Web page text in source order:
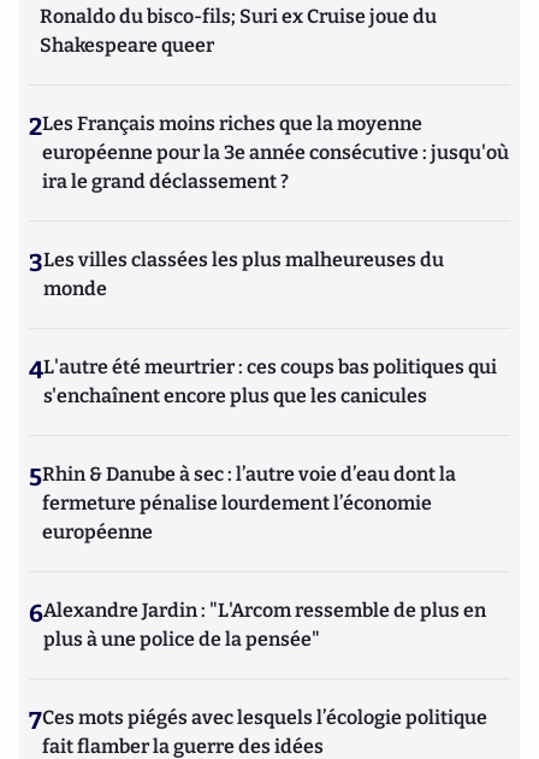
Ronaldo du bisco-fils; Suri ex Cruise joue du
Shakespeare queer
2Les Français moins riches que la moyenne
européenne pour la 3e année consécutive : jusqu'où
ira le grand déclassement ?
3Les villes classées les plus malheureuses du
monde
4L'autre été meurtrier : ces coups bas politiques qui
s'enchaînent encore plus que les canicules
5Rhin & Danube à sec : l’autre voie d’eau dont la
fermeture pénalise lourdement l’économie
européenne
6Alexandre Jardin : "L'Arcom ressemble de plus en
plus à une police de la pensée"
7Ces mots piégés avec lesquels l’écologie politique
fait flamber la guerre des idées